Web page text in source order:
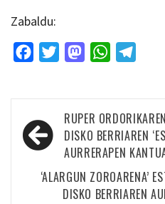
Zabaldu:
FacebookTwitterMastodonWhatsApp
Bidalketetan
zehar
nabigatu
RUPER
DISKO BERRIAREN
AURRERAPEN
‘ALARGUN ZOROARENA’
DISKO BERRIAREN